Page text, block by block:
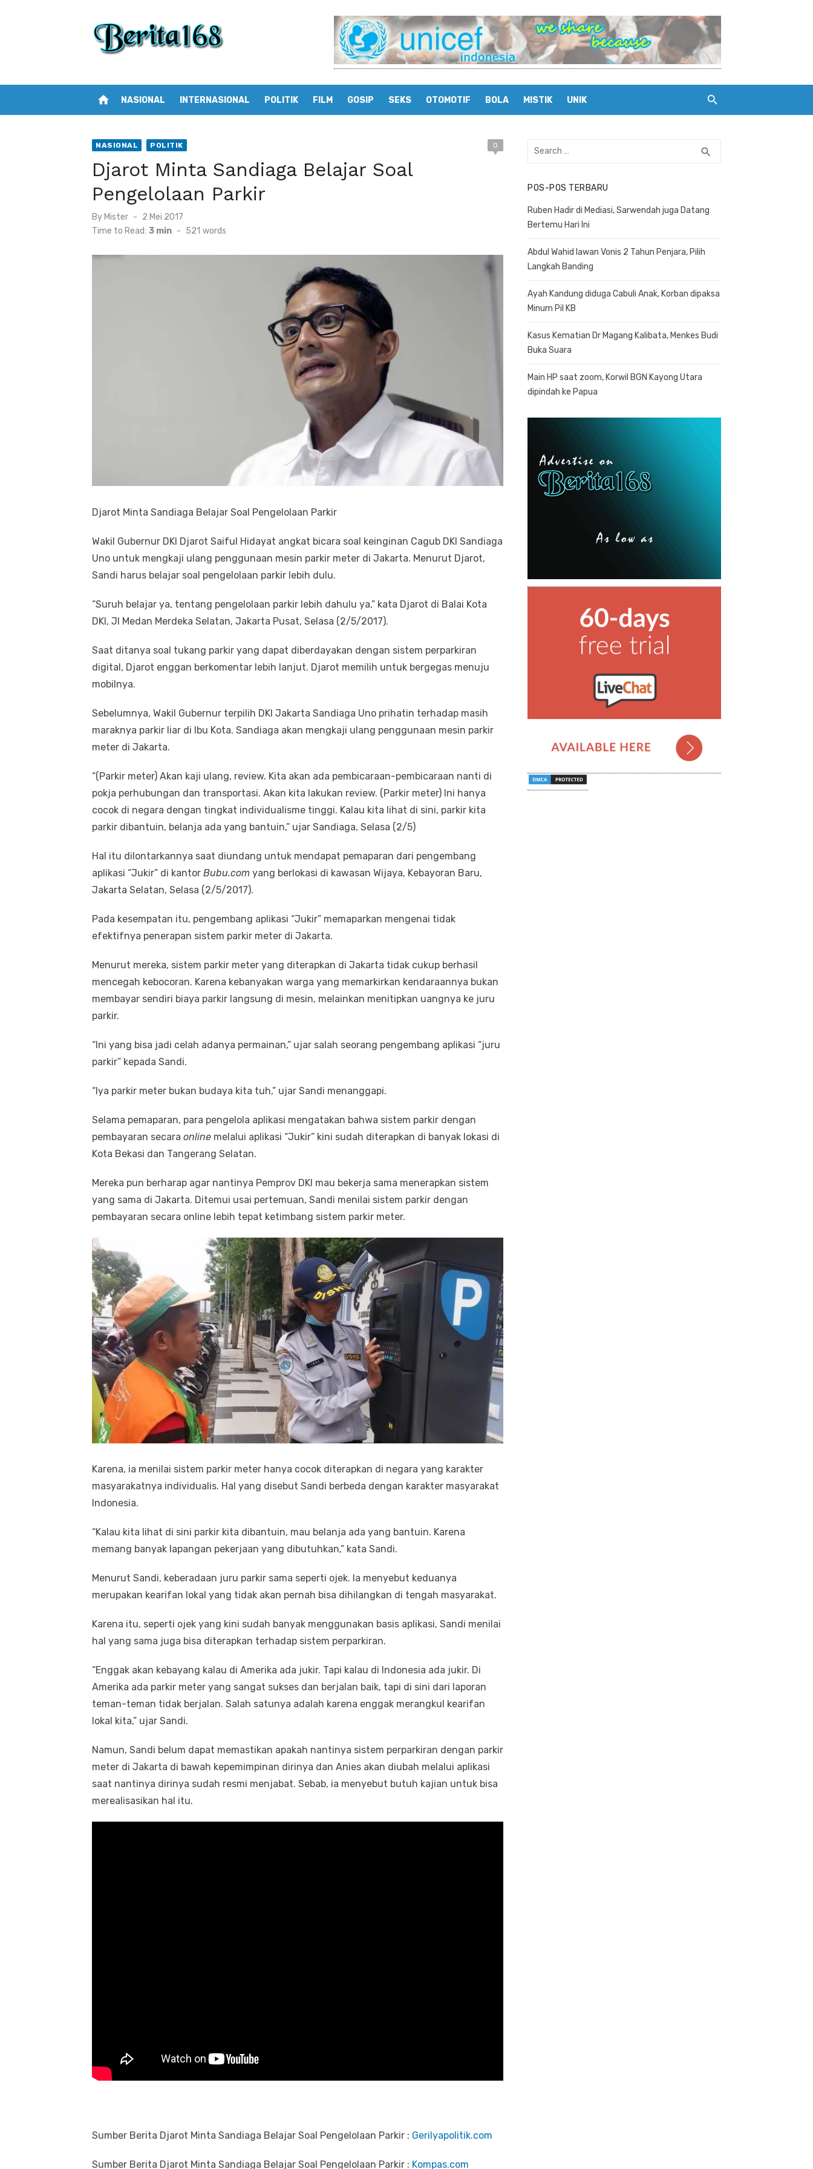
home NASIONAL INTERNASIONAL POLITIK FILM GOSIP SEKS OTOMOTIF BOLA MISTIK UNIK
NASIONAL POLITIK 0
Djarot Minta Sandiaga Belajar Soal
Pengelolaan Parkir
By Mister
Posted
on
2 Mei 2017
Time to Read: 3 min - 521 words
Djarot Minta Sandiaga Belajar Soal Pengelolaan Parkir
Wakil Gubernur DKI Djarot Saiful Hidayat angkat bicara soal keinginan Cagub DKI Sandiaga
Uno untuk mengkaji ulang penggunaan mesin parkir meter di Jakarta. Menurut Djarot,
Sandi harus belajar soal pengelolaan parkir lebih dulu.
“Suruh belajar ya, tentang pengelolaan parkir lebih dahulu ya,” kata Djarot di Balai Kota
DKI, Jl Medan Merdeka Selatan, Jakarta Pusat, Selasa (2/5/2017).
Saat ditanya soal tukang parkir yang dapat diberdayakan dengan sistem perparkiran
digital, Djarot enggan berkomentar lebih lanjut. Djarot memilih untuk bergegas menuju
mobilnya.
Sebelumnya, Wakil Gubernur terpilih DKI Jakarta Sandiaga Uno prihatin terhadap masih
maraknya parkir liar di Ibu Kota. Sandiaga akan mengkaji ulang penggunaan mesin parkir
meter di Jakarta.
“(Parkir meter) Akan kaji ulang, review. Kita akan ada pembicaraan-pembicaraan nanti di
pokja perhubungan dan transportasi. Akan kita lakukan review. (Parkir meter) Ini hanya
cocok di negara dengan tingkat individualisme tinggi. Kalau kita lihat di sini, parkir kita
parkir dibantuin, belanja ada yang bantuin,” ujar Sandiaga, Selasa (2/5)
Hal itu dilontarkannya saat diundang untuk mendapat pemaparan dari pengembang
aplikasi “Jukir” di kantor Bubu.com yang berlokasi di kawasan Wijaya, Kebayoran Baru,
Jakarta Selatan, Selasa (2/5/2017).
Pada kesempatan itu, pengembang aplikasi “Jukir” memaparkan mengenai tidak
efektifnya penerapan sistem parkir meter di Jakarta.
Menurut mereka, sistem parkir meter yang diterapkan di Jakarta tidak cukup berhasil
mencegah kebocoran. Karena kebanyakan warga yang memarkirkan kendaraannya bukan
membayar sendiri biaya parkir langsung di mesin, melainkan menitipkan uangnya ke juru
parkir.
“Ini yang bisa jadi celah adanya permainan,” ujar salah seorang pengembang aplikasi “juru
parkir” kepada Sandi.
“Iya parkir meter bukan budaya kita tuh,” ujar Sandi menanggapi.
Selama pemaparan, para pengelola aplikasi mengatakan bahwa sistem parkir dengan
pembayaran secara online melalui aplikasi “Jukir” kini sudah diterapkan di banyak lokasi di
Kota Bekasi dan Tangerang Selatan.
Mereka pun berharap agar nantinya Pemprov DKI mau bekerja sama menerapkan sistem
yang sama di Jakarta. Ditemui usai pertemuan, Sandi menilai sistem parkir dengan
pembayaran secara online lebih tepat ketimbang sistem parkir meter.
Karena, ia menilai sistem parkir meter hanya cocok diterapkan di negara yang karakter
masyarakatnya individualis. Hal yang disebut Sandi berbeda dengan karakter masyarakat
Indonesia.
“Kalau kita lihat di sini parkir kita dibantuin, mau belanja ada yang bantuin. Karena
memang banyak lapangan pekerjaan yang dibutuhkan,” kata Sandi.
Menurut Sandi, keberadaan juru parkir sama seperti ojek. Ia menyebut keduanya
merupakan kearifan lokal yang tidak akan pernah bisa dihilangkan di tengah masyarakat.
Karena itu, seperti ojek yang kini sudah banyak menggunakan basis aplikasi, Sandi menilai
hal yang sama juga bisa diterapkan terhadap sistem perparkiran.
“Enggak akan kebayang kalau di Amerika ada jukir. Tapi kalau di Indonesia ada jukir. Di
Amerika ada parkir meter yang sangat sukses dan berjalan baik, tapi di sini dari laporan
teman-teman tidak berjalan. Salah satunya adalah karena enggak merangkul kearifan
lokal kita,” ujar Sandi.
Namun, Sandi belum dapat memastikan apakah nantinya sistem perparkiran dengan parkir
meter di Jakarta di bawah kepemimpinan dirinya dan Anies akan diubah melalui aplikasi
saat nantinya dirinya sudah resmi menjabat. Sebab, ia menyebut butuh kajian untuk bisa
merealisasikan hal itu.
Sumber Berita Djarot Minta Sandiaga Belajar Soal Pengelolaan Parkir : Gerilyapolitik.com
Sumber Berita Djarot Minta Sandiaga Belajar Soal Pengelolaan Parkir : Kompas.com
Search
search
POS-POS TERBARU
Ruben Hadir di Mediasi, Sarwendah juga Datang
Bertemu Hari Ini
Abdul Wahid lawan Vonis 2 Tahun Penjara, Pilih
Langkah Banding
Ayah Kandung diduga Cabuli Anak, Korban dipaksa
Minum Pil KB
Kasus Kematian Dr Magang Kalibata, Menkes Budi
Buka Suara
Main HP saat zoom, Korwil BGN Kayong Utara
dipindah ke Papua